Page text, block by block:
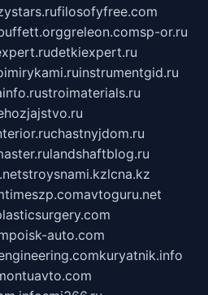
filosofyfree.com
greleon.comsp-or.ru
detkiexpert.ru
instrumentgid.ru
stroimaterials.ru
chastnyjdom.ru
landshaftblog.ru
stroysnami.kzlcna.kz
timeszp.comavtoguru.net
poisk-auto.com
kuryatnik.info